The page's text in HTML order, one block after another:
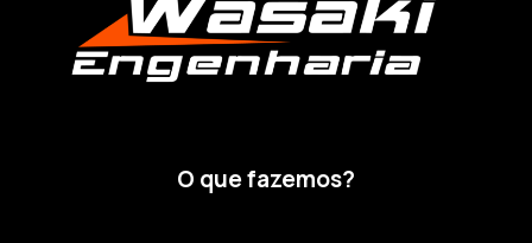
O que fazemos?